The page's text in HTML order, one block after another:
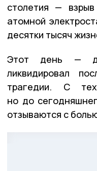
столетия —
атомной
десятки тысяч
Этот день —
ликвидировал
трагедии. С
но до
отзываются с